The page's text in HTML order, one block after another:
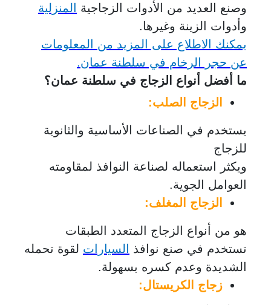
وصنع العديد من الأدوات الزجاجية
المنزلية
وأدوات الزينة وغيرها.
يمكنك الاطلاع على المزيد من المعلومات
عن حجر الرخام في سلطنة عمان.
ما أفضل أنواع الزجاج في سلطنة عمان؟
الزجاج الصلب:
يستخدم في الصناعات الأساسية والثانوية
للزجاج
ويكثر استعماله لصناعة النوافذ لمقاومته
العوامل الجوية.
الزجاج المغلف:
هو من أنواع الزجاج المتعدد الطبقات
تستخدم في صنع نوافذ
السيارات لقوة تحمله
الشديدة وعدم كسره بسهولة.
زجاج الكريستال: